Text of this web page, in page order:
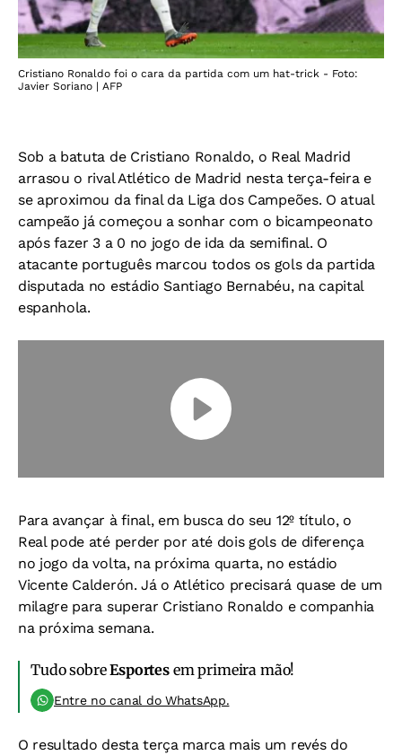
Cristiano Ronaldo foi o cara da partida com um hat-trick - Foto:
Javier Soriano | AFP
Sob a batuta de Cristiano Ronaldo, o Real Madrid
arrasou o rival Atlético de Madrid nesta terça-feira e
se aproximou da final da Liga dos Campeões. O atual
campeão já começou a sonhar com o bicampeonato
após fazer 3 a 0 no jogo de ida da semifinal. O
atacante português marcou todos os gols da partida
disputada no estádio Santiago Bernabéu, na capital
espanhola.
Para avançar à final, em busca do seu 12º título, o
Real pode até perder por até dois gols de diferença
no jogo da volta, na próxima quarta, no estádio
Vicente Calderón. Já o Atlético precisará quase de um
milagre para superar Cristiano Ronaldo e companhia
na próxima semana.
Tudo sobreEsportesem primeira mão!
Entre no canal do WhatsApp.
O resultado desta terça marca mais um revés do